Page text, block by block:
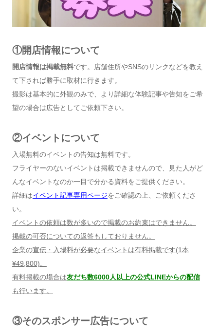
①開店情報について
開店情報は掲載無料です。店舗住所やSNSのリンクなどを教え
て下されば勝手に取材に行きます。
撮影は基本的に外観のみで、より詳細な体験記事や告知をご希
望の場合は広告としてご依頼下さい。
②イベントについて
入場無料のイベントの告知は無料です。
フライヤーのないイベントは掲載できませんので、見た人がど
んなイベントなのか一目で分かる資料をご提供ください。
詳細はイベント記事専用ページをご確認の上、ご依頼くださ
い。
イベントの依頼は数が多いので掲載のお約束はできません。
掲載の可否についての返答もしておりません。
企業の宣伝・入場料が必要なイベントは有料掲載です(1本
¥49,800)。
有料掲載の場合は友だち数6000人以上の公式LINEからの配信
も行います。
③そのスポンサー広告について